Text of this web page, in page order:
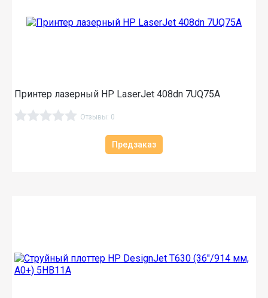
Принтер лазерный HP LaserJet 408dn 7UQ75A
Отзывы: 0
Предзаказ